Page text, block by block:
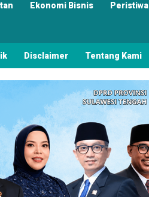
Ekonomi Bisnis Peristiwa
Disclaimer Tentang Kami